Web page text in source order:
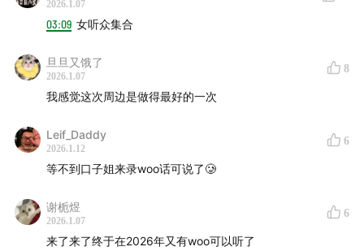
2026.1.07
03:09 女听众集合
旦旦又饿了
2026.1.07
8
我感觉这次周边是做得最好的一次
Leif_Daddy
2026.1.12
6
等不到口子姐来录woo话可说了🥲
谢栀煜
2026.1.07
6
来了来了终于在2026年又有woo可以听了